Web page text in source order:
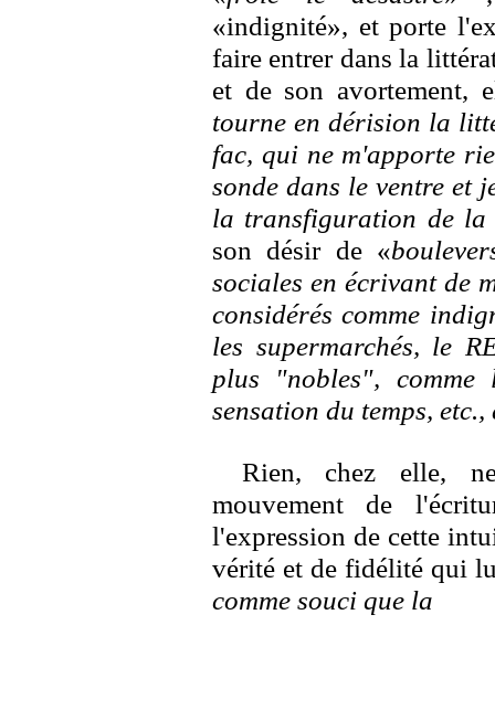
«indignité», et porte
faire entrer dans la
et de son avortement,
tourne en dérision la
fac, qui ne m'apporte
sonde dans le ventre et
la transfiguration de
son désir de «
sociales en écrivant de
considérés comme
les supermarchés, le
plus "nobles", comme
sensation du temps,
Rien, chez elle,
mouvement de
l'expression de cette
vérité et de fidélité qui
comme souci que la